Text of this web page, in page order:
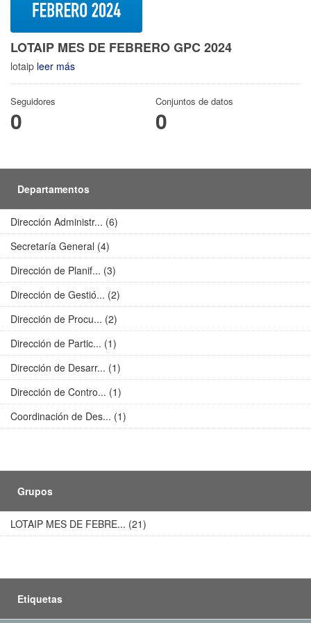
LOTAIP MES DE FEBRERO GPC 2024
lotaip leer más
Seguidores
0
Conjuntos de datos
0
Departamentos
Dirección Administr... (6)
Secretaría General (4)
Dirección de Planif... (3)
Dirección de Gestió... (2)
Dirección de Procu... (2)
Dirección de Partic... (1)
Dirección de Desarr... (1)
Dirección de Contro... (1)
Coordinación de Des... (1)
Grupos
LOTAIP MES DE FEBRE... (21)
Etiquetas